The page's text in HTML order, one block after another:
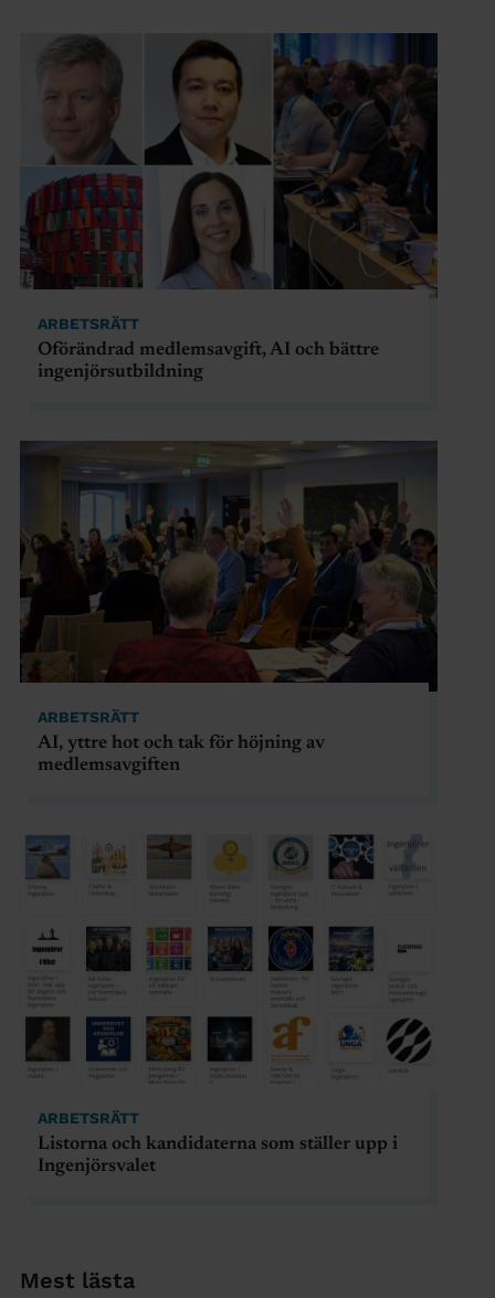
Mest lästa
ARBETSRÄTT
Oförändrad medlemsavgift, AI och bättre
ingenjörsutbildning
ARBETSRÄTT
AI, yttre hot och tak för höjning av
medlemsavgiften
ARBETSRÄTT
Listorna och kandidaterna som ställer upp i
Ingenjörsvalet